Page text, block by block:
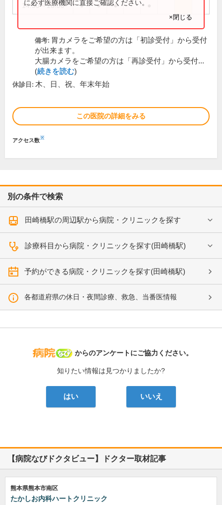
14:30～18:00 ● ● ●
に必ず医療機関に直接ご確認ください。
×閉じる
備考: 胃カメラをご希望の方は「初診受付」から受付
が出来ます。
大腸カメラをご希望の方は「再診受付」から受付...
(続きを読む)
休診日: 木、日、祝、年末年始
この医院の詳細をみる
アクセス数※
別の条件で検索
田崎橋駅の周辺駅から病院・クリニックを探す
診療科目から病院・クリニックを探す(田崎橋駅)
予約ができる病院・クリニックを探す(田崎橋駅)
各都道府県の休日・夜間診療、救急、当番医情報
病院なび
からのアンケートにご協力ください。
知りたい情報は見つかりましたか?
はい いいえ
【病院なびドクタビュー】ドクター取材記事
熊本県熊本市南区
たかしお内科ハートクリニック